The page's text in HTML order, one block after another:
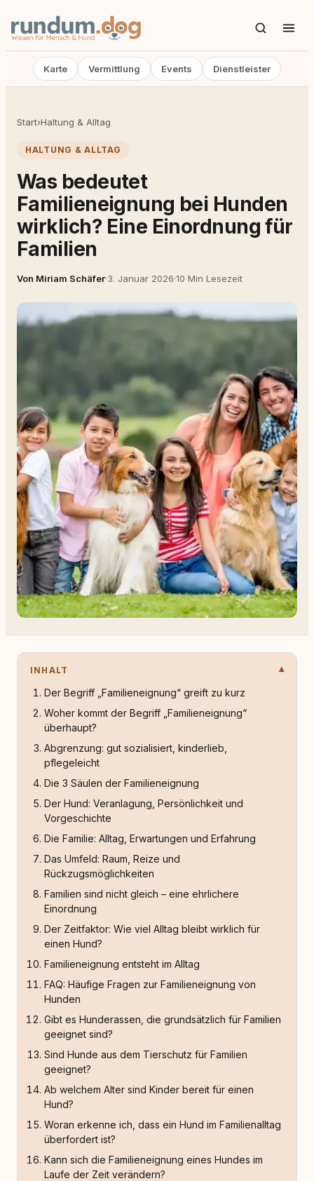
Karte Vermittlung Events Dienstleister
Start›Haltung & Alltag
HALTUNG & ALLTAG
Was bedeutet
Familieneignung bei Hunden
wirklich? Eine Einordnung für
Familien
Von Miriam Schäfer·3. Januar 2026·10 Min Lesezeit
INHALT
Der Begriff „Familieneignung“ greift zu kurz
Woher kommt der Begriff „Familieneignung“
überhaupt?
Abgrenzung: gut sozialisiert, kinderlieb,
pflegeleicht
Die 3 Säulen der Familieneignung
Der Hund: Veranlagung, Persönlichkeit und
Vorgeschichte
Die Familie: Alltag, Erwartungen und Erfahrung
Das Umfeld: Raum, Reize und
Rückzugsmöglichkeiten
Familien sind nicht gleich – eine ehrlichere
Einordnung
Der Zeitfaktor: Wie viel Alltag bleibt wirklich für
einen Hund?
Familieneignung entsteht im Alltag
FAQ: Häufige Fragen zur Familieneignung von
Hunden
Gibt es Hunderassen, die grundsätzlich für Familien
geeignet sind?
Sind Hunde aus dem Tierschutz für Familien
geeignet?
Ab welchem Alter sind Kinder bereit für einen
Hund?
Woran erkenne ich, dass ein Hund im Familienalltag
überfordert ist?
Kann sich die Familieneignung eines Hundes im
Laufe der Zeit verändern?